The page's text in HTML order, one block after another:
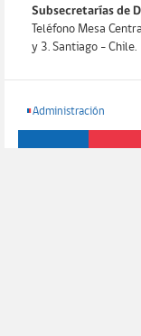
Subsecretarías de
Teléfono Mesa
y 3. Santiago - Chile.
Administración